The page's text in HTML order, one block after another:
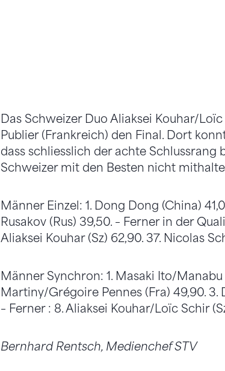
Das Schweizer Duo Aliaksei Kouhar/
Publier (Frankreich) den Final. Dort
dass schliesslich der achte Schlussrang
Schweizer mit den Besten nicht
Männer Einzel: 1. Dong Dong (China)
Rusakov (Rus) 39,50. – Ferner in der
Aliaksei Kouhar (Sz) 62,90. 37. Nicolas
Männer Synchron: 1. Masaki Ito/
Martiny/Grégoire Pennes (Fra) 49,90.
– Ferner : 8. Aliaksei Kouhar/Loïc Schir
Bernhard Rentsch, Medienchef STV